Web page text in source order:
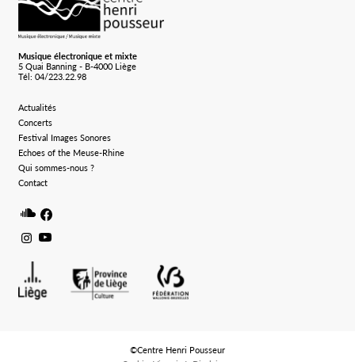
Musique électronique et mixte
5 Quai Banning - B-4000 Liège
Tél: 04/223.22.98
Actualités
Concerts
Festival Images Sonores
Echoes of the Meuse-Rhine
Qui sommes-nous ?
Contact
Soundcloud
Facebook
Instagram
Youtube
©Centre Henri Pousseur